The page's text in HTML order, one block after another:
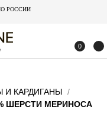
РОССИИ
0
РОССИИ
0
И КАРДИГАНЫ
ШЕРСТИ МЕРИНОСА